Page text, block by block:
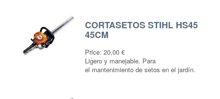
CORTASETOS STIHL HS45
45CM
Price: 20,00 €
Ligero y manejable. Para
el mantenimiento de setos en el jardín.